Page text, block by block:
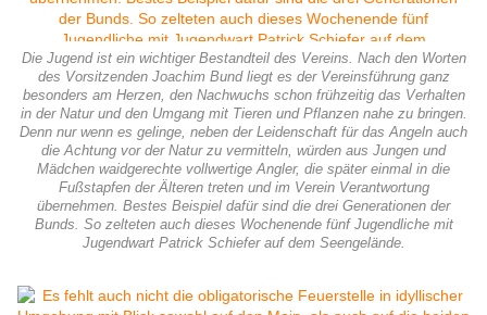
Die Jugend ist ein wichtiger Bestandteil des Vereins. Nach den Worten
des Vorsitzenden Joachim Bund liegt es der Vereinsführung ganz
besonders am Herzen, den Nachwuchs schon frühzeitig das Verhalten
in der Natur und den Umgang mit Tieren und Pflanzen nahe zu bringen.
Denn nur wenn es gelinge, neben der Leidenschaft für das Angeln auch
die Achtung vor der Natur zu vermitteln, würden aus Jungen und
Mädchen waidgerechte vollwertige Angler, die später einmal in die
Fußstapfen der Älteren treten und im Verein Verantwortung
übernehmen. Bestes Beispiel dafür sind die drei Generationen der
Bunds. So zelteten auch dieses Wochenende fünf Jugendliche mit
Jugendwart Patrick Schiefer auf dem Seengelände.